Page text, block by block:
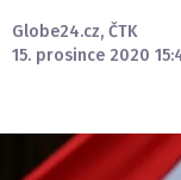
Globe24.cz, ČTK
15. prosince 2020